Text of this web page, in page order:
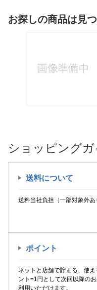
お探しの商品は見
ショッピングガ
送料について
送料当社負担（一部対象外あ
ポイント
ネットと店舗で貯まる、使え
ント=1円として次回以降の
利用いただけます。